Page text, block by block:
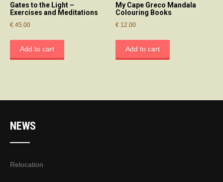
Gates to the Light –
Exercises and Meditations
€ 45.00
Add to cart
My Cape Greco Mandala
Colouring Books
€ 12.00
Add to cart
NEWS
Relocation